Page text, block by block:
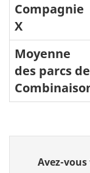
Compagnie
X
Moyenne
des parcs de
Donnez
Avez-